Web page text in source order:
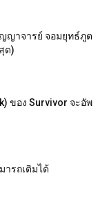
ญาจารย์ จอมยุทธ์ภูต
ด)
ของ Survivor จะอัพ
ารถเติมได้